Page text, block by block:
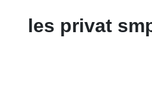
les privat